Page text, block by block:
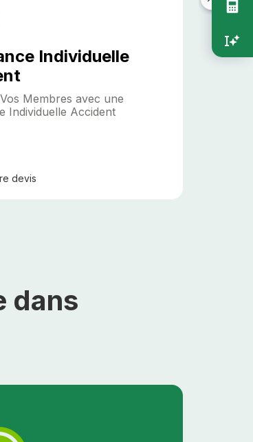
Individuelle
Membres avec une
Individuelle Accident
devis
dans